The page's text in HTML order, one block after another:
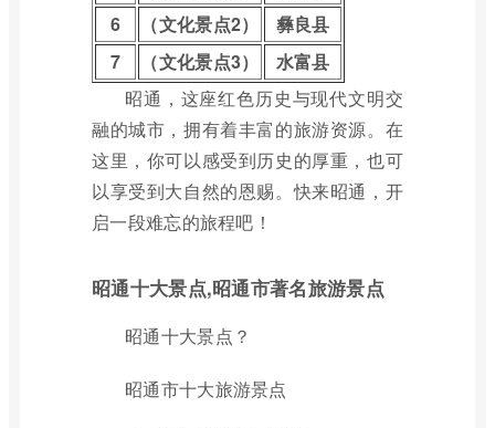
6
（文化景点2）
彝良县
7
（文化景点3）
水富县
昭通，这座红色历史与现代文明交
融的城市，拥有着丰富的旅游资源。在
这里，你可以感受到历史的厚重，也可
以享受到大自然的恩赐。快来昭通，开
启一段难忘的旅程吧！
昭通十大景点,昭通市著名旅游景点
昭通十大景点？
昭通市十大旅游景点